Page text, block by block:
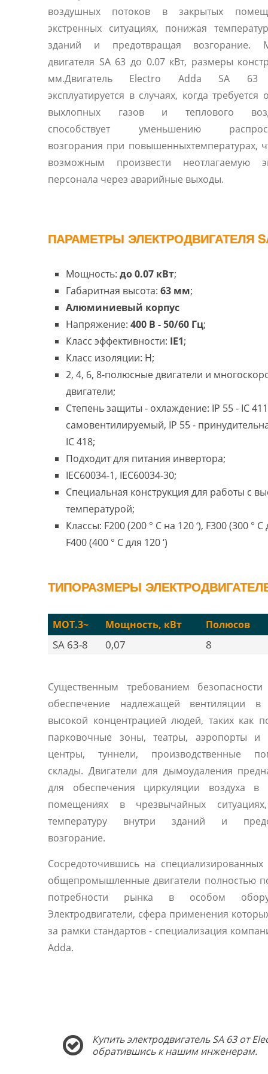
воздушных потоков в закрытых
экстренных ситуациях, понижая
зданий и предотвращая возгорание.
двигателя SA 63 до 0.07 кВт, размеры
мм.Двигатель Electro Adda SA 63
эксплуатируется в случаях, когда требуется
выхлопных газов и теплового
способствует уменьшению
возгорания при повышенныхтемпературах,
возможным произвести неотлагаемую
персонала через аварийные выходы.
ПАРАМЕТРЫ ЭЛЕКТРОДВИГАТЕЛЯ
Мощность: до 0.07 кВт;
Габаритная высота: 63 мм;
Алюминиевый корпус
Напряжение: 400 В - 50/60 Гц;
Класс эффективности: IE1;
Класс изоляции: H;
2, 4, 6, 8-полюсные двигатели и
двигатели;
Степень защиты - охлаждение: IP 55 - IC 411
самовентилируемый, IP 55 -
IC 418;
Подходит для питания инвертора;
IEC60034-1, IEC60034-30;
Специальная конструкция для работы с
температурой;
Классы: F200 (200 ° C на 120 ‘), F300 (300 ° C
F400 (400 ° C для 120 ‘)
ТИПОРАЗМЕРЫ
MOT.3~ Мощность, кВт Полюсов
SA 63-8 0,07 8
Существенным требованием безопасности
обеспечение надлежащей вентиляции
высокой концентрацией людей, таких как
парковочные зоны, театры, аэропорты и
центры, туннели, производственные
склады. Двигатели для дымоудаления
для обеспечения циркуляции воздуха в
помещениях в чрезвычайных
температуру внутри зданий и
возгорание.
Сосредоточившись на специализированных
общепромышленные двигатели полностью
потребности рынка в особом
Электродвигатели, сфера применения
за рамки стандартов - специализация
Adda.
Купить электродвигатель SA 63 от
обратившись к нашим инженерам.